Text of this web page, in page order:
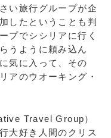
い旅行グループが企
したということも判
プでシシリアに行く
うように頼み込ん
気に入って、その
アのウオーキング・
Travel Group）
大好き人間のクリス